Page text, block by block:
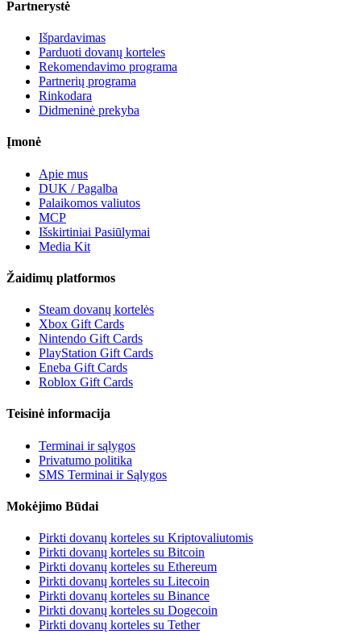
Partnerystė
Išpardavimas
Parduoti dovanų korteles
Rekomendavimo programa
Partnerių programa
Rinkodara
Didmeninė prekyba
Įmonė
Apie mus
DUK / Pagalba
Palaikomos valiutos
MCP
Išskirtiniai Pasiūlymai
Media Kit
Žaidimų platformos
Steam dovanų kortelės
Xbox Gift Cards
Nintendo Gift Cards
PlayStation Gift Cards
Eneba Gift Cards
Roblox Gift Cards
Teisinė informacija
Terminai ir sąlygos
Privatumo politika
SMS Terminai ir Sąlygos
Mokėjimo Būdai
Pirkti dovanų korteles su Kriptovaliutomis
Pirkti dovanų korteles su Bitcoin
Pirkti dovanų korteles su Ethereum
Pirkti dovanų korteles su Litecoin
Pirkti dovanų korteles su Binance
Pirkti dovanų korteles su Dogecoin
Pirkti dovanų korteles su Tether